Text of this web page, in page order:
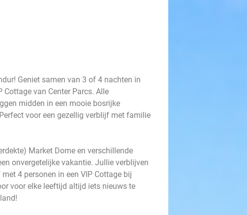
Geniet samen van 3 of 4 nachten in
van Center Parcs. Alle
midden in een mooie bosrijke
voor een gezellig verblijf met familie
Market Dome en verschillende
onvergetelijke vakantie. Jullie verblijven
4 personen in een VIP Cottage bij
voor elke leeftijd altijd iets nieuws te